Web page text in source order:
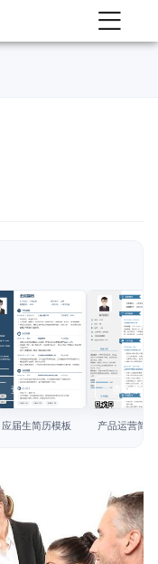
查看模板
应届生简历模板
查看模板
产品运营简